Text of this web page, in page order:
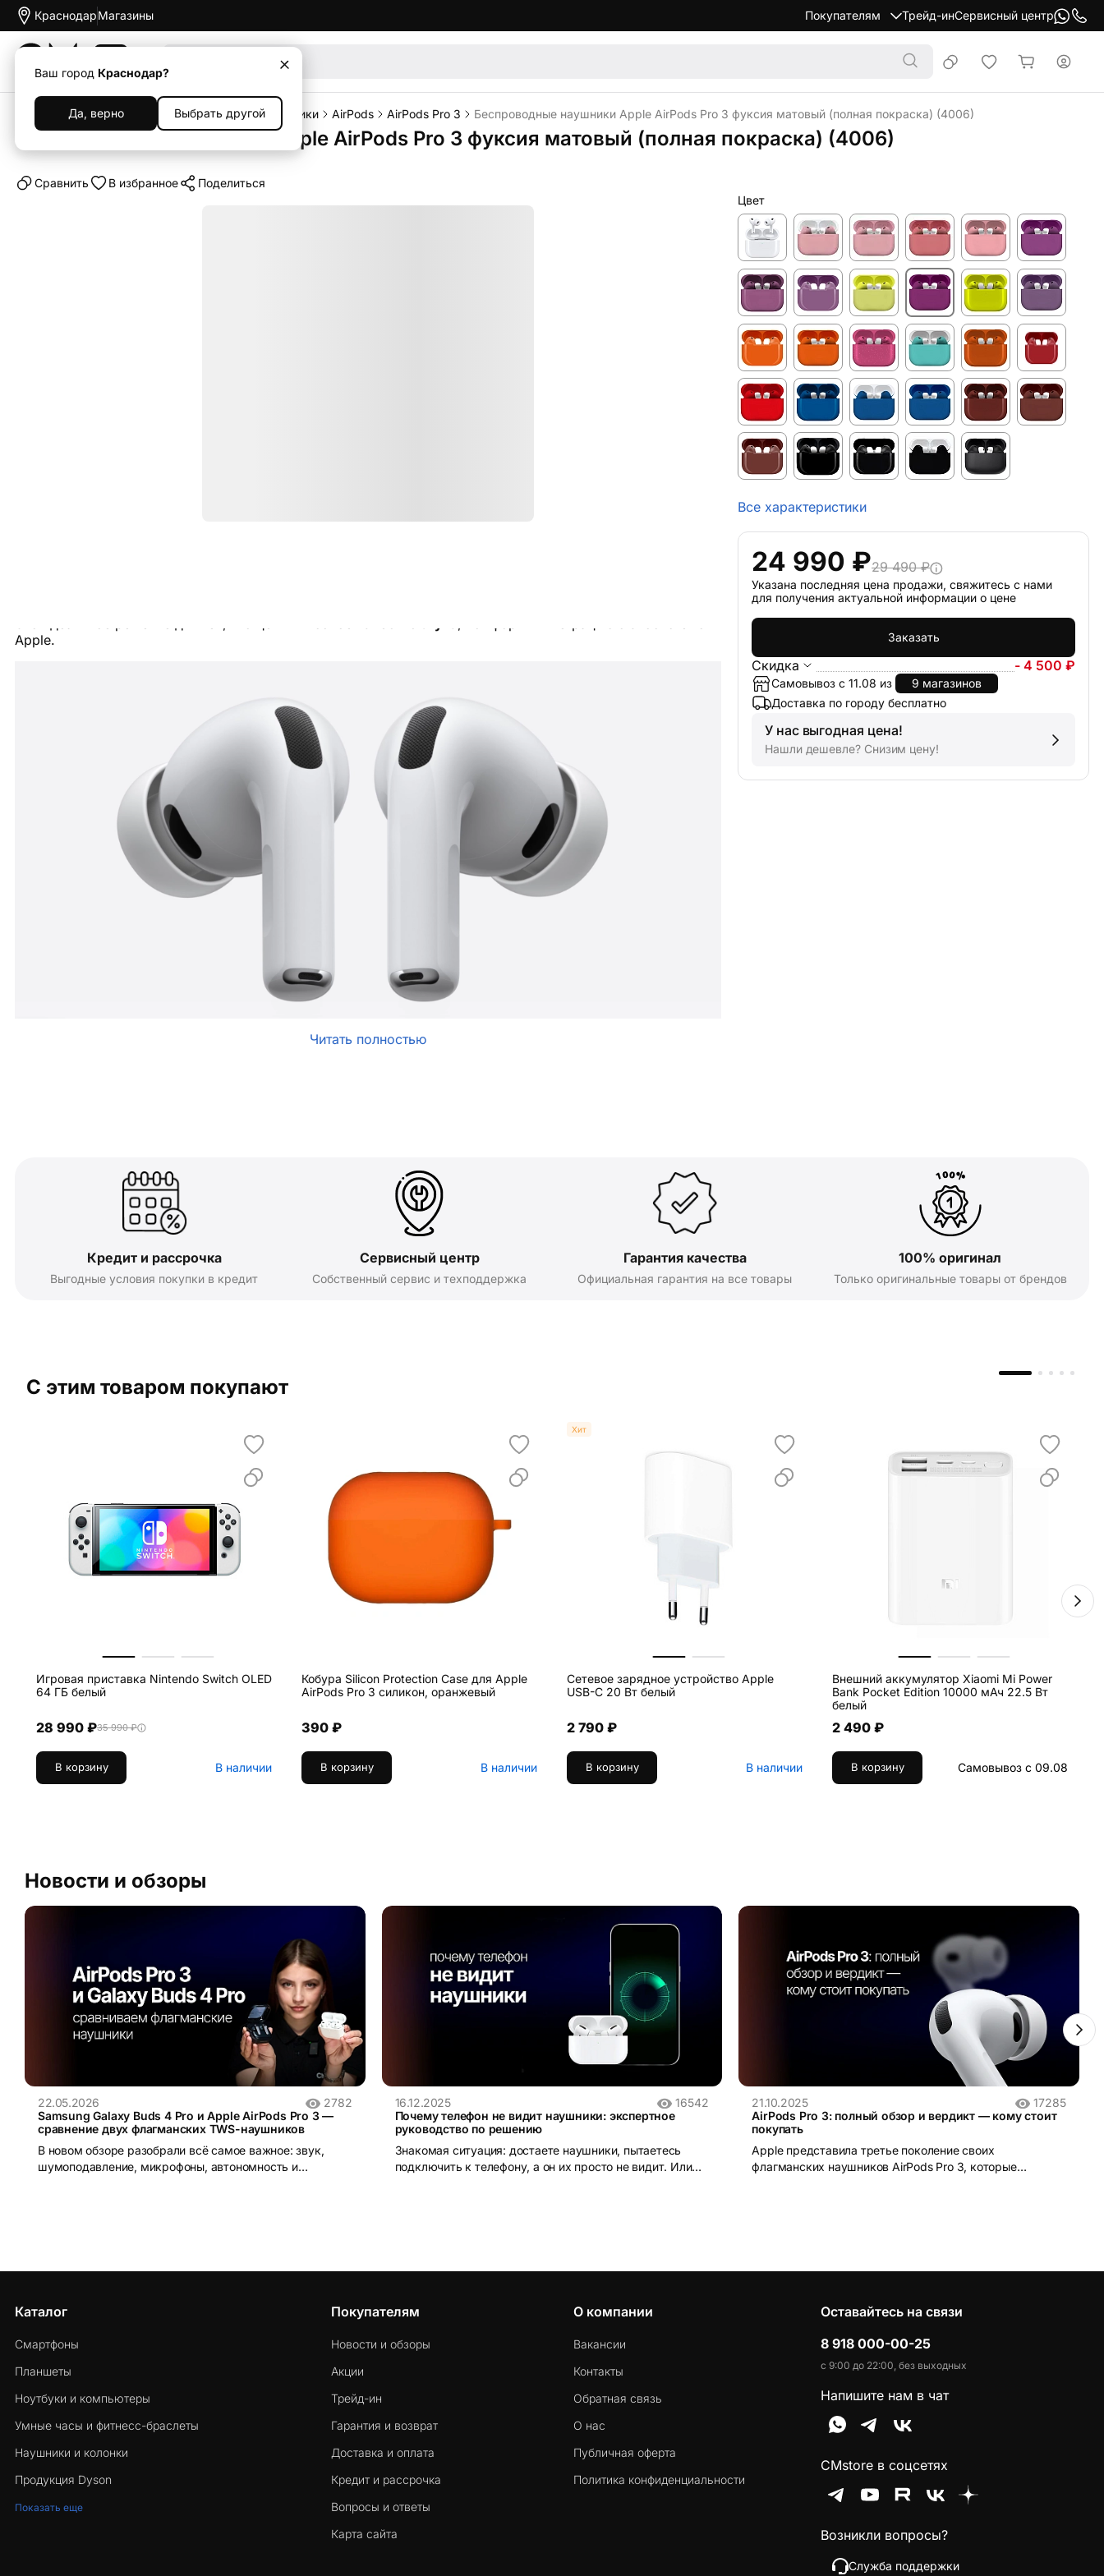
Краснодар
Ваш город Краснодар?
Да, верно Выбрать другой
Магазины Покупателям Трейд-инСервисный центр
Каталог Наушники и колонки Наушники AirPods AirPods Pro 3 Беспроводные наушники Apple AirPods Pro 3 фуксия матовый (полная покраска) (4006)
Беспроводные наушники Apple AirPods Pro 3 фуксия матовый (полная покраска) (4006)
Cравнить В избранное Поделиться
Apple.
Читать полностью
Цвет
Все характеристики
24 990 ₽29 490 ₽
Указана последняя цена продажи, свяжитесь с нами
для получения актуальной информации о цене
Заказать
Скидка - 4 500 ₽
Самовывоз с 11.08 из
9 магазинов
Доставка по городу бесплатно
У нас выгодная цена!
Нашли дешевле? Снизим цену!
Кредит и рассрочка
Выгодные условия покупки в кредит
Сервисный центр
Собственный сервис и техподдержка
Гарантия качества
Официальная гарантия на все товары
100% оригинал
Только оригинальные товары от брендов
С этим товаром покупают
Игровая приставка Nintendo Switch OLED
64 ГБ белый
28 990 ₽35 990 ₽
В корзину В наличии
Кобура Silicon Protection Case для Apple
AirPods Pro 3 силикон, оранжевый
390 ₽
В корзину В наличии
Хит
Сетевое зарядное устройство Apple
USB-C 20 Вт белый
2 790 ₽
В корзину В наличии
Внешний аккумулятор Xiaomi Mi Power
Bank Pocket Edition 10000 мАч 22.5 Вт
белый
2 490 ₽
В корзину Самовывоз с 09.08
Новости и обзоры
22.05.2026
2782
Samsung Galaxy Buds 4 Pro и Apple AirPods Pro 3 —
сравнение двух флагманских TWS-наушников
В новом обзоре разобрали всё самое важное: звук,
шумоподавление, микрофоны, автономность и
16.12.2025
16542
Почему телефон не видит наушники: экспертное
руководство по решению
Знакомая ситуация: достаете наушники, пытаетесь
подключить к телефону, а он их просто не видит. Или
21.10.2025
17285
AirPods Pro 3: полный обзор и вердикт — кому стоит
покупать
Apple представила третье поколение своих
флагманских наушников AirPods Pro 3, которые
Каталог
Смартфоны
Планшеты
Ноутбуки и компьютеры
Умные часы и фитнесс-браслеты
Наушники и колонки
Продукция Dyson
Показать еще
Покупателям
Новости и обзоры
Акции
Трейд-ин
Гарантия и возврат
Доставка и оплата
Кредит и рассрочка
Вопросы и ответы
Карта сайта
О компании
Вакансии
Контакты
Обратная связь
О нас
Публичная оферта
Политика конфиденциальности
Оставайтесь на связи
8 918 000-00-25
с 9:00 до 22:00, без выходных
Напишите нам в чат
CMstore в соцсетях
Возникли вопросы?
Служба поддержки